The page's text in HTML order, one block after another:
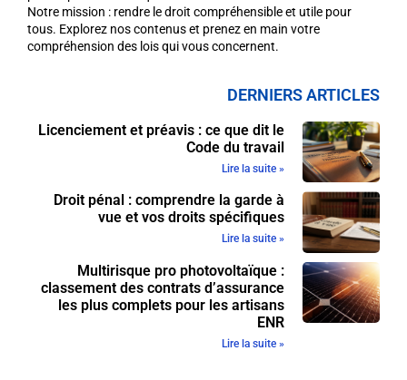
Notre mission : rendre le droit compréhensible et utile pour
tous. Explorez nos contenus et prenez en main votre
compréhension des lois qui vous concernent.
DERNIERS ARTICLES
Licenciement et préavis : ce que dit le
Code du travail
Lire la suite »
Droit pénal : comprendre la garde à
vue et vos droits spécifiques
Lire la suite »
Multirisque pro photovoltaïque :
classement des contrats d’assurance
les plus complets pour les artisans
ENR
Lire la suite »